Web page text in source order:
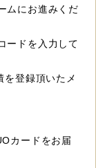
ムにお進みくだ
ードを入力して
を登録頂いたメ
カードをお届